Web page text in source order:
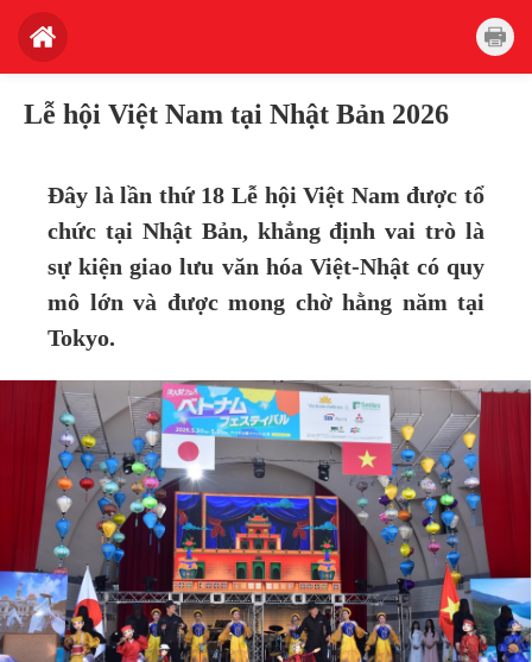
Lễ hội Việt Nam tại Nhật Bản 2026
Đây là lần thứ 18 Lễ hội Việt Nam được tổ
chức tại Nhật Bản, khẳng định vai trò là
sự kiện giao lưu văn hóa Việt-Nhật có quy
mô lớn và được mong chờ hằng năm tại
Tokyo.